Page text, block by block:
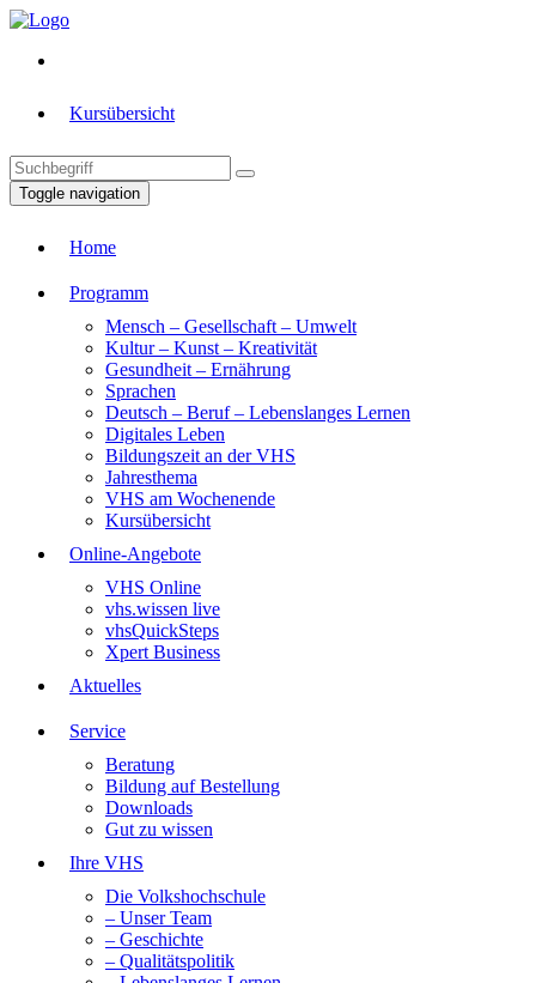
Kursübersicht
Toggle navigation
Home
Programm
Mensch – Gesellschaft – Umwelt
Kultur – Kunst – Kreativität
Gesundheit – Ernährung
Sprachen
Deutsch – Beruf – Lebenslanges Lernen
Digitales Leben
Bildungszeit an der VHS
Jahresthema
VHS am Wochenende
Kursübersicht
Online-Angebote
VHS Online
vhs.wissen live
vhsQuickSteps
Xpert Business
Aktuelles
Service
Beratung
Bildung auf Bestellung
Downloads
Gut zu wissen
Ihre VHS
Die Volkshochschule
– Unser Team
– Geschichte
– Qualitätspolitik